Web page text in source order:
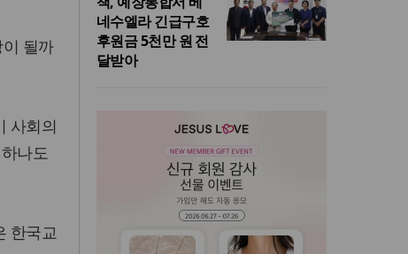
될까
사회의
나도
한국교
네수엘라 긴급구호
후원금 5천만 원 전
달받아